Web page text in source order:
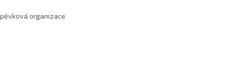
organizace